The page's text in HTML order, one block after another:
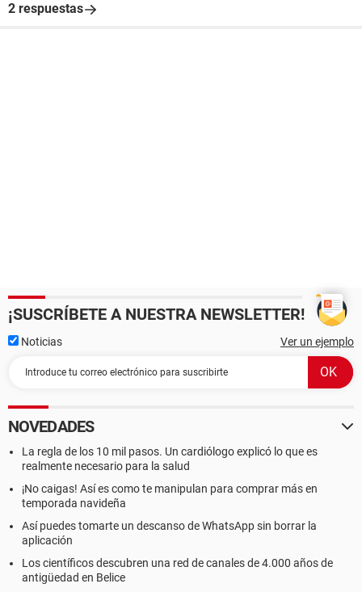
2 respuestas
¡SUSCRÍBETE A NUESTRA NEWSLETTER!
Noticias Ver un ejemplo
NOVEDADES
La regla de los 10 mil pasos. Un cardiólogo explicó lo que es
realmente necesario para la salud
¡No caigas! Así es como te manipulan para comprar más en
temporada navideña
Así puedes tomarte un descanso de WhatsApp sin borrar la
aplicación
Los científicos descubren una red de canales de 4.000 años de
antigüedad en Belice